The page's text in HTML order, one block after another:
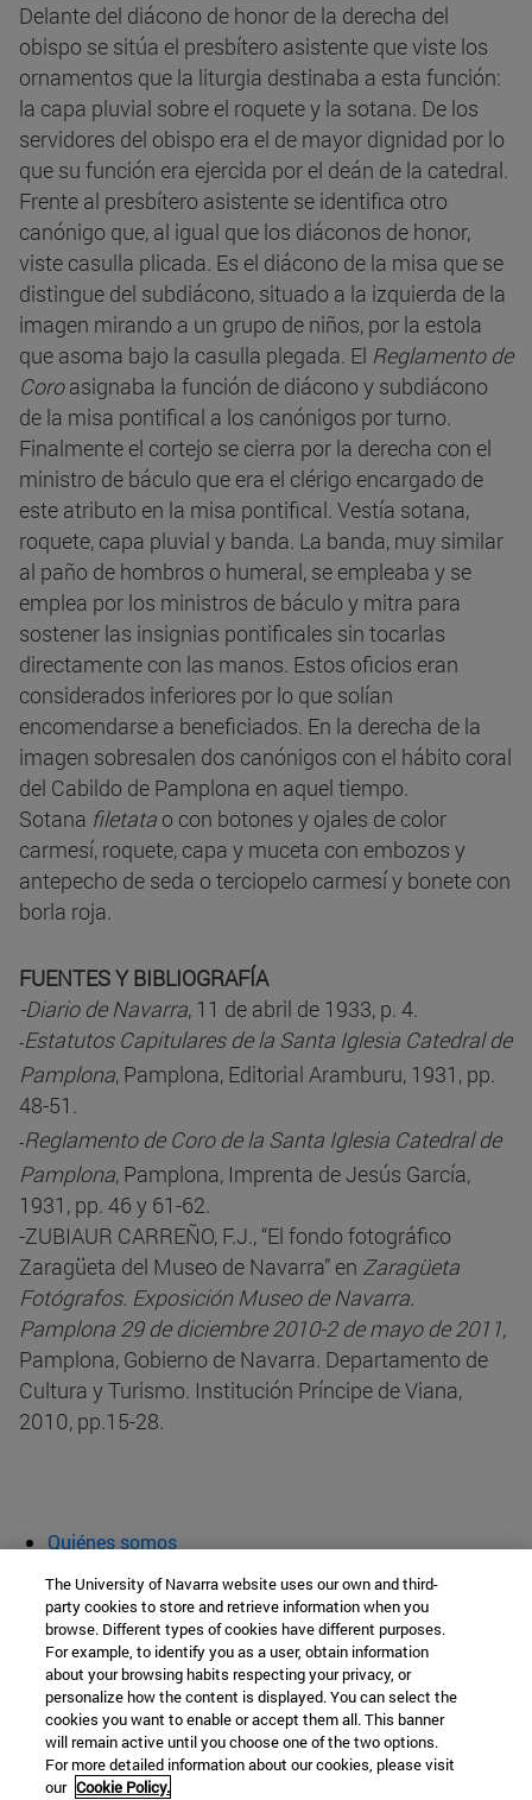
Delante del diácono de honor de la derecha del
obispo se sitúa el presbítero asistente que viste los
ornamentos que la liturgia destinaba a esta función:
la capa pluvial sobre el roquete y la sotana. De los
servidores del obispo era el de mayor dignidad por lo
que su función era ejercida por el deán de la catedral.
Frente al presbítero asistente se identifica otro
canónigo que, al igual que los diáconos de honor,
viste casulla plicada. Es el diácono de la misa que se
distingue del subdiácono, situado a la izquierda de la
imagen mirando a un grupo de niños, por la estola
que asoma bajo la casulla plegada. El Reglamento de
Coroasignaba la función de diácono y subdiácono
de la misa pontifical a los canónigos por turno.
Finalmente el cortejo se cierra por la derecha con el
ministro de báculo que era el clérigo encargado de
este atributo en la misa pontifical. Vestía sotana,
roquete, capa pluvial y banda. La banda, muy similar
al paño de hombros o humeral, se empleaba y se
emplea por los ministros de báculo y mitra para
sostener las insignias pontificales sin tocarlas
directamente con las manos. Estos oficios eran
considerados inferiores por lo que solían
encomendarse a beneficiados. En la derecha de la
imagen sobresalen dos canónigos con el hábito coral
del Cabildo de Pamplona en aquel tiempo.
Sotana filetata o con botones y ojales de color
carmesí, roquete, capa y muceta con embozos y
antepecho de seda o terciopelo carmesí y bonete con
borla roja.
FUENTES Y BIBLIOGRAFÍA
-Diario de Navarra, 11 de abril de 1933, p. 4.
-Estatutos Capitulares de la Santa Iglesia Catedral de
Pamplona, Pamplona, Editorial Aramburu, 1931, pp.
48-51.
-Reglamento de Coro de la Santa Iglesia Catedral de
Pamplona, Pamplona, Imprenta de Jesús García,
1931, pp. 46 y 61-62.
-ZUBIAUR CARREÑO, F.J., “El fondo fotográfico
Zaragüeta del Museo de Navarra” en Zaragüeta
Fotógrafos. Exposición Museo de Navarra.
Pamplona 29 de diciembre 2010-2 de mayo de 2011,
Pamplona, Gobierno de Navarra. Departamento de
Cultura y Turismo. Institución Príncipe de Viana,
2010, pp.15-28.
Quiénes somos
Aula abierta
Cátedra de Patrimonio y Arte Navarro
Facultad de Filosofía y Letras
Campus Universitario s/n
The University of Navarra website uses our own and third-
party cookies to store and retrieve information when you
browse. Different types of cookies have different purposes.
For example, to identify you as a user, obtain information
about your browsing habits respecting your privacy, or
personalize how the content is displayed. You can select the
cookies you want to enable or accept them all. This banner
will remain active until you choose one of the two options.
For more detailed information about our cookies, please visit
our Cookie Policy.